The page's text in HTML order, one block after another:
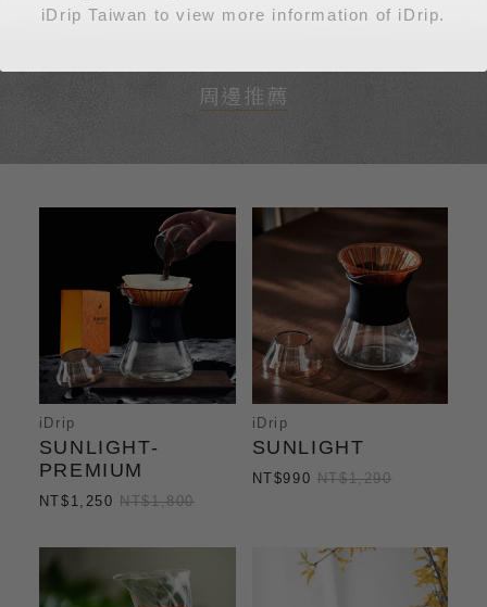
周邊推薦
iDrip
SUNLIGHT-
PREMIUM
NT$1,250NT$1,800
iDrip
SUNLIGHT
NT$990 NT$1,290
iDrip Taiwan to view more information of iDrip.